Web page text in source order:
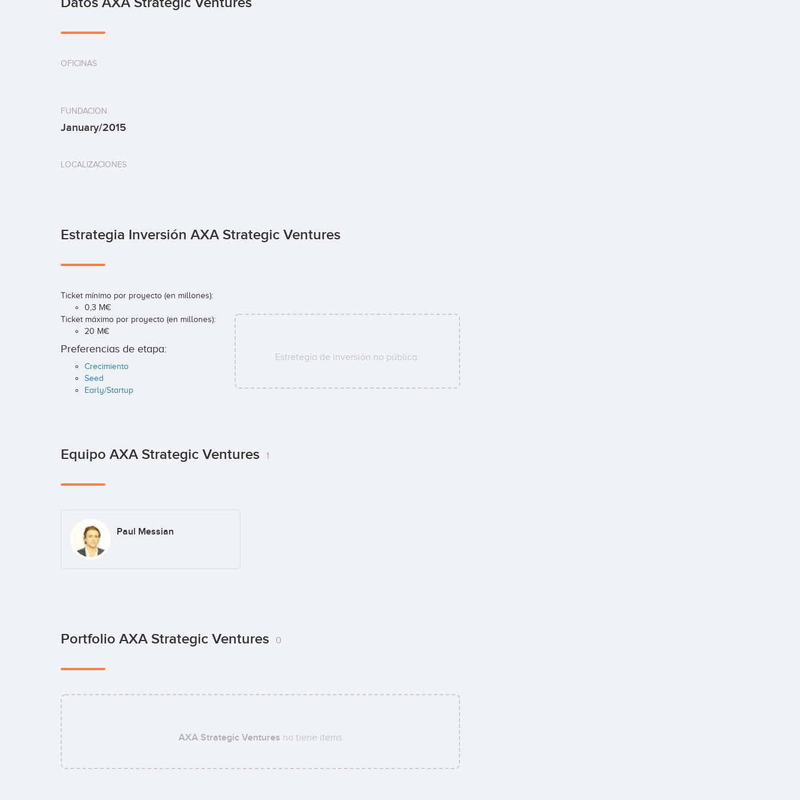
OFICINAS
FUNDACION
January/2015
LOCALIZACIONES
Estrategia Inversión AXA Strategic Ventures
Ticket mínimo por proyecto (en millones):
0,3 M€
Ticket máximo por proyecto (en millones):
20 M€
Preferencias de etapa:
Crecimiento
Seed
Early/Startup
Estretegía de inversión no pública.
Equipo AXA Strategic Ventures 1
Paul Messian
Portfolio AXA Strategic Ventures 0
AXA Strategic Ventures no tiene items